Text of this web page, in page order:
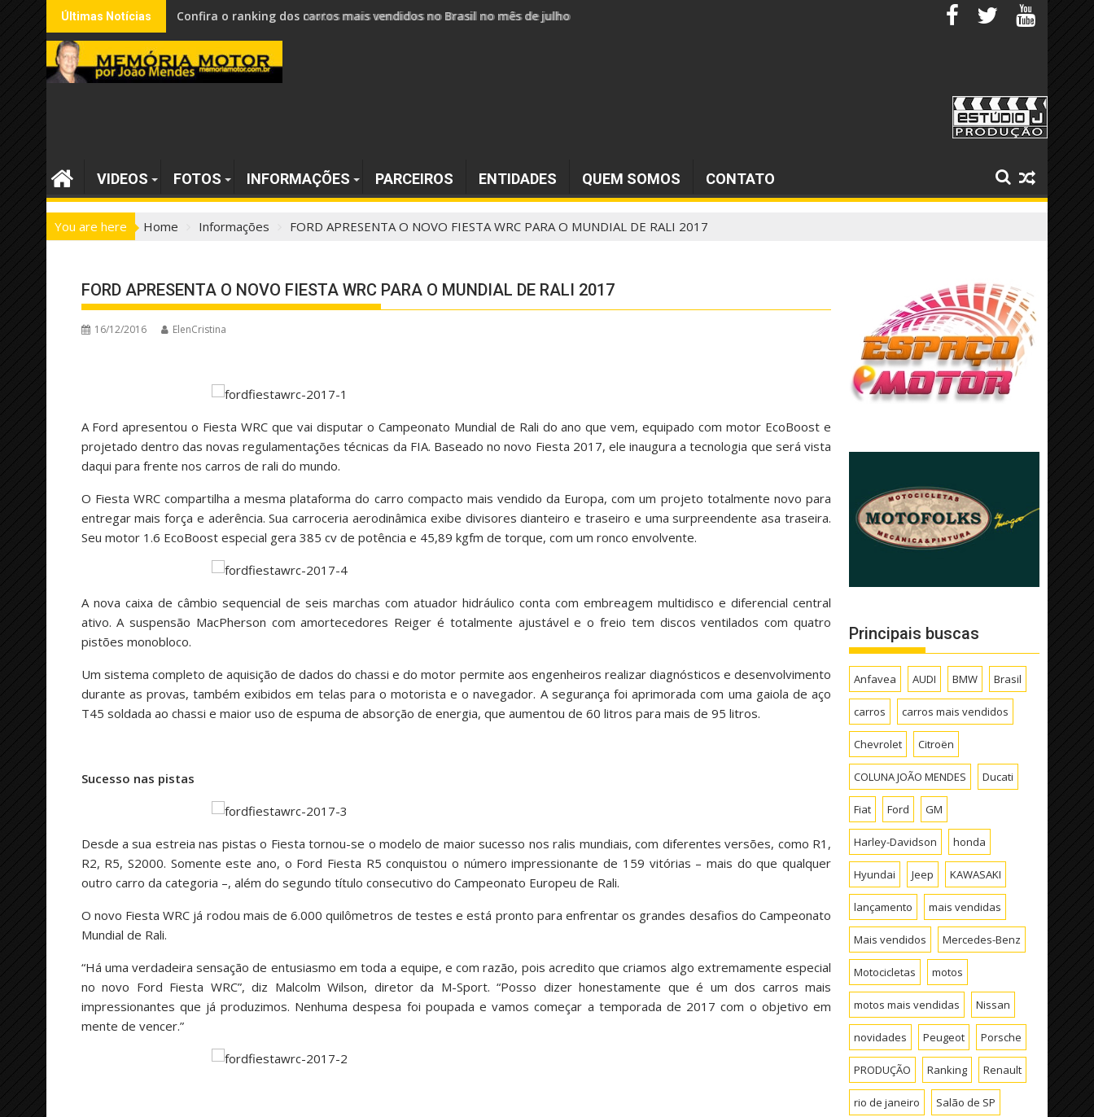
Skip
to
content
Últimas Notícias Confira o ranking dos carros mais vendidos no Brasil no mês de julho
VIDEOS FOTOS INFORMAÇÕES PARCEIROS ENTIDADES QUEM SOMOS CONTATO
You are here Home Informações FORD APRESENTA O NOVO FIESTA WRC PARA O MUNDIAL DE RALI 2017
FORD APRESENTA O NOVO FIESTA WRC PARA O MUNDIAL DE RALI 2017
16/12/2016 ElenCristina
A Ford apresentou o Fiesta WRC que vai disputar o Campeonato Mundial de Rali do ano que vem, equipado com motor EcoBoost e
projetado dentro das novas regulamentações técnicas da FIA. Baseado no novo Fiesta 2017, ele inaugura a tecnologia que será vista
daqui para frente nos carros de rali do mundo.
O Fiesta WRC compartilha a mesma plataforma do carro compacto mais vendido da Europa, com um projeto totalmente novo para
entregar mais força e aderência. Sua carroceria aerodinâmica exibe divisores dianteiro e traseiro e uma surpreendente asa traseira.
Seu motor 1.6 EcoBoost especial gera 385 cv de potência e 45,89 kgfm de torque, com um ronco envolvente.
A nova caixa de câmbio sequencial de seis marchas com atuador hidráulico conta com embreagem multidisco e diferencial central
ativo. A suspensão MacPherson com amortecedores Reiger é totalmente ajustável e o freio tem discos ventilados com quatro
pistões monobloco.
Um sistema completo de aquisição de dados do chassi e do motor permite aos engenheiros realizar diagnósticos e desenvolvimento
durante as provas, também exibidos em telas para o motorista e o navegador. A segurança foi aprimorada com uma gaiola de aço
T45 soldada ao chassi e maior uso de espuma de absorção de energia, que aumentou de 60 litros para mais de 95 litros.
Sucesso nas pistas
Desde a sua estreia nas pistas o Fiesta tornou-se o modelo de maior sucesso nos ralis mundiais, com diferentes versões, como R1,
R2, R5, S2000. Somente este ano, o Ford Fiesta R5 conquistou o número impressionante de 159 vitórias – mais do que qualquer
outro carro da categoria –, além do segundo título consecutivo do Campeonato Europeu de Rali.
O novo Fiesta WRC já rodou mais de 6.000 quilômetros de testes e está pronto para enfrentar os grandes desafios do Campeonato
Mundial de Rali.
“Há uma verdadeira sensação de entusiasmo em toda a equipe, e com razão, pois acredito que criamos algo extremamente especial
no novo Ford Fiesta WRC”, diz Malcolm Wilson, diretor da M-Sport. “Posso dizer honestamente que é um dos carros mais
impressionantes que já produzimos. Nenhuma despesa foi poupada e vamos começar a temporada de 2017 com o objetivo em
mente de vencer.”
Principais buscas
Anfavea AUDI BMW Brasil
carros carros mais vendidos
Chevrolet Citroën
COLUNA JOÃO MENDES Ducati
Fiat Ford GM
Harley-Davidson honda
Hyundai Jeep KAWASAKI
lançamento mais vendidas
Mais vendidos Mercedes-Benz
Motocicletas motos
motos mais vendidas Nissan
novidades Peugeot Porsche
PRODUÇÃO Ranking Renault
rio de janeiro Salão de SP